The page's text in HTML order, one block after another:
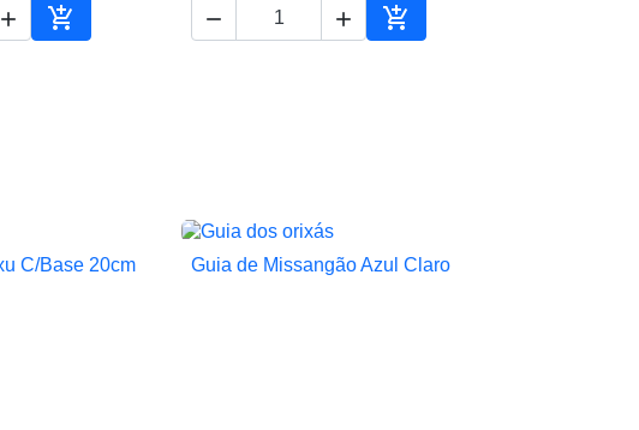
 
Adicionar ao carrinho
  
Adicionar ao carrinho
rápida
C/Base 20cm
 Vista rápida
Guia de Missangão Azul Claro